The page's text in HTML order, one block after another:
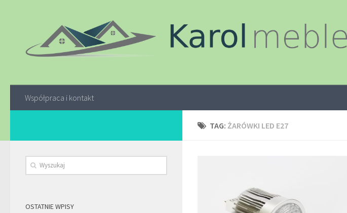
Współpraca i kontakt
TAG: ŻARÓWKI LED E27
OSTATNIE WPISY